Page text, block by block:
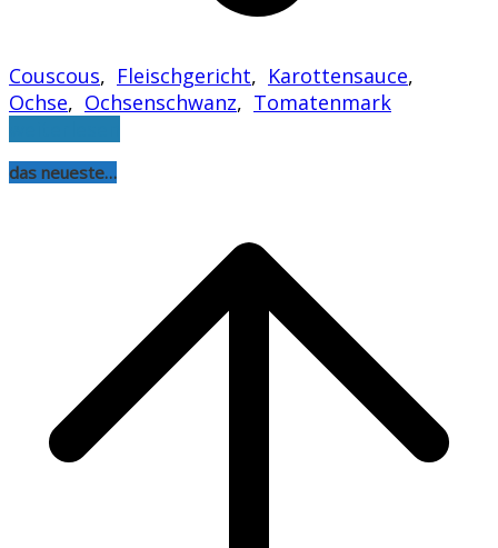
Couscous, Fleischgericht, Karottensauce,
Ochse, Ochsenschwanz, Tomatenmark
das neueste…